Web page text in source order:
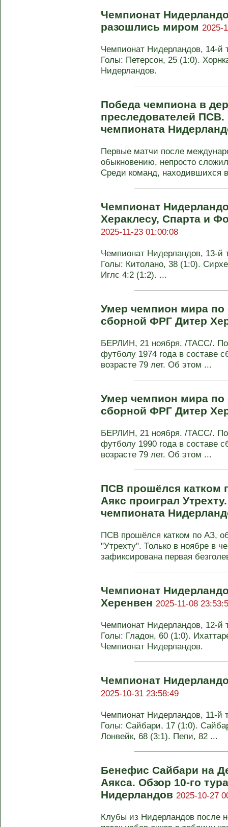
Чемпионат
разошлись миром 2025-
Чемпионат Нидерландов, 14-й
Голы: Петерсон, 25 (1:0).
Нидерландов.
Победа чемпиона в
преследователей ПСВ.
чемпионата
Первые матчи после
обыкновению, непросто
Среди команд, находившихся
Чемпионат
Хераклесу, Спарта и
2025-11-23 01:00:08
Чемпионат Нидерландов, 13-й
Голы: Китолано, 38 (1:0).
Иглс 4:2 (1:2). ...
Умер чемпион мира по
сборной ФРГ Дитер
БЕРЛИН, 21 ноября. /ТАСС/.
футболу 1974 года в составе
возрасте 79 лет. Об этом ...
Умер чемпион мира по
сборной ФРГ Дитер
БЕРЛИН, 21 ноября. /ТАСС/.
футболу 1990 года в составе
возрасте 79 лет. Об этом ...
ПСВ прошёлся катком
Аякс проиграл
чемпионата
ПСВ прошёлся катком по АЗ,
"Утрехту". Только в ноябре в
зафиксирована первая
Чемпионат
Херенвен 2025-11-08
Чемпионат Нидерландов, 12-й
Голы: Гладон, 60 (1:0).
Чемпионат Нидерландов.
Чемпионат
2025-10-31 23:58:49
Чемпионат Нидерландов, 11-
Голы: Сайбари, 17 (1:0).
Лонвейк, 68 (3:1). Пепи, 82 ...
Бенефис Сайбари на
Аякса. Обзор 10-го
Нидерландов 2025-10-27
Клубы из Нидерландов после